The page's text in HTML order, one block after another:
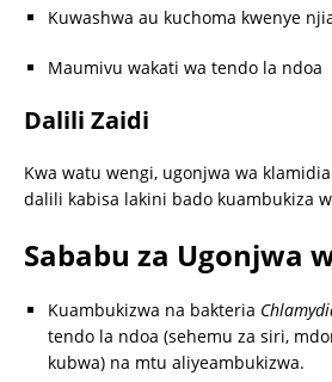
Kuwashwa au kuchoma kwenye
Maumivu wakati wa tendo la ndoa
Dalili Zaidi
Kwa watu wengi, ugonjwa wa
dalili kabisa lakini bado kuambukiza
Sababu za Ugonjwa
Kuambukizwa na bakteria
tendo la ndoa (sehemu za siri,
kubwa) na mtu aliyeambukizwa.